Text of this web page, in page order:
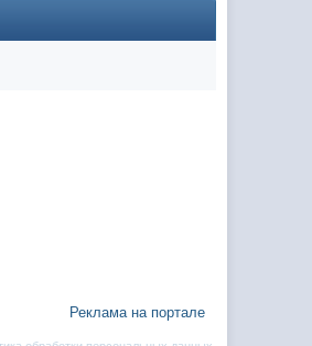
Реклама на портале